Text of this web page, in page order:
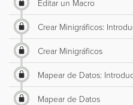
Editar un Macro
Crear Minigráficos:
Crear Minigráficos
Mapear de Datos:
Mapear de Datos